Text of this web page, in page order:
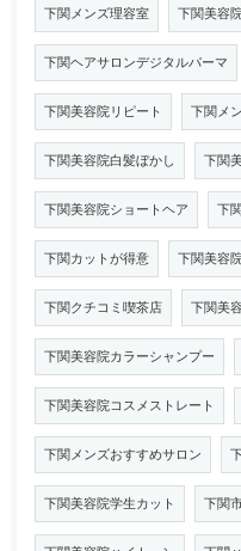
下関メンズ理容室 下関美容
下関ヘアサロンデジタルパーマ
下関美容院リピート 下関メ
下関美容院白髪ぼかし 下関
下関美容院ショートヘア 下
下関カットが得意 下関美容
下関クチコミ喫茶店 下関美
下関美容院カラーシャンプー
下関美容院コスメストレート
下関メンズおすすめサロン
下関美容院学生カット 下関